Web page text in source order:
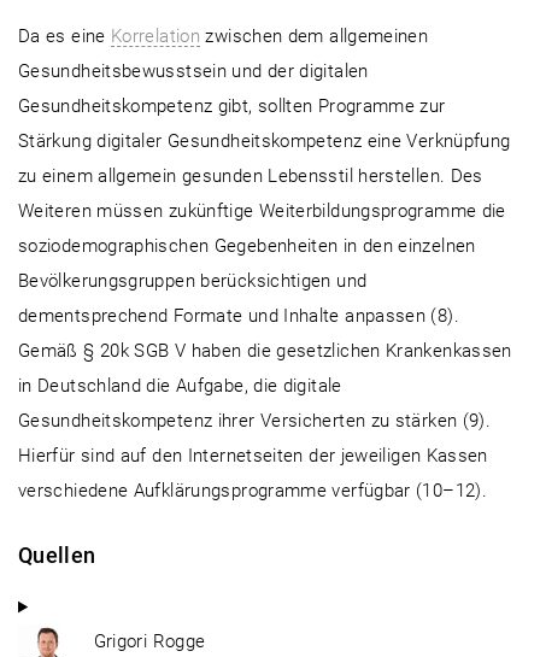
Da es eine Korrelation zwischen dem allgemeinen
Gesundheitsbewusstsein und der digitalen
Gesundheitskompetenz gibt, sollten Programme zur
Stärkung digitaler Gesundheitskompetenz eine Verknüpfung
zu einem allgemein gesunden Lebensstil herstellen. Des
Weiteren müssen zukünftige Weiterbildungsprogramme die
soziodemographischen Gegebenheiten in den einzelnen
Bevölkerungsgruppen berücksichtigen und
dementsprechend Formate und Inhalte anpassen (8).
Gemäß § 20k SGB V haben die gesetzlichen Krankenkassen
in Deutschland die Aufgabe, die digitale
Gesundheitskompetenz ihrer Versicherten zu stärken (9).
Hierfür sind auf den Internetseiten der jeweiligen Kassen
verschiedene Aufklärungsprogramme verfügbar (10–12).
Quellen
Grigori Rogge